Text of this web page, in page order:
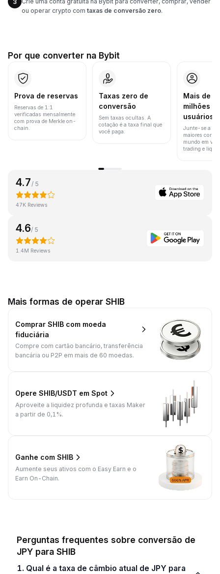
3
ou operar crypto com taxas de conversão zero.
Por que converter na Bybit
Prova de reservas
Reservas de 1:1
verificadas mensalmente
com prova de Merkle on-
chain.
Taxas zero de
conversão
Sem taxas ocultas. A
cotação é a taxa final que
você paga.
Mais de
milhões
usuários
Junte-se a
maiores
mundo em
trading e
4.7 / 5
47K Reviews
4.6/ 5
1.4M Reviews
Mais formas de operar SHIB
Comprar SHIB com moeda
fiduciária
Compre com cartão bancário, transferência
bancária ou P2P em mais de 60 moedas.
Opere SHIB/USDT em Spot
Aproveite a liquidez profunda e taxas Maker
a partir de 0,1%.
Ganhe com SHIB
Aumente seus ativos com o Easy Earn e o
Earn On-Chain.
Perguntas frequentes sobre conversão de
JPY para SHIB
1. Qual é a taxa de câmbio atual de JPY para